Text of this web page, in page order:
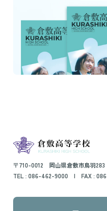
〒710-0012 岡山県倉敷市鳥羽283
TEL : 086-462-9000 | FAX :